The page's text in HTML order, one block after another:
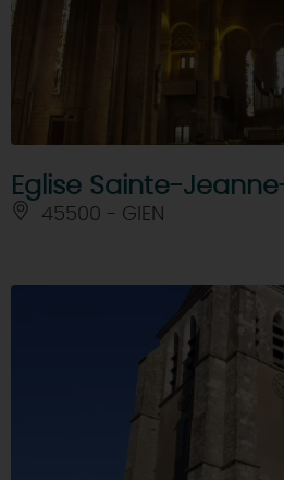
Eglise Sainte-
45500 - GIEN